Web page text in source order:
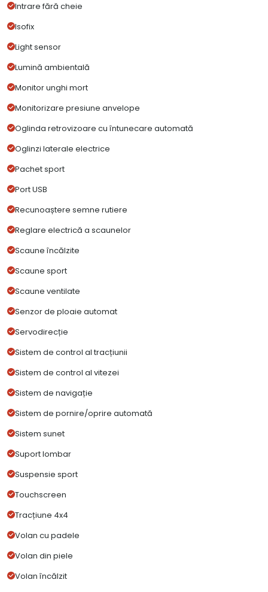
Intrare fără cheie
Isofix
Light sensor
Lumină ambientală
Monitor unghi mort
Monitorizare presiune anvelope
Oglinda retrovizoare cu întunecare automată
Oglinzi laterale electrice
Pachet sport
Port USB
Recunoaștere semne rutiere
Reglare electrică a scaunelor
Scaune încălzite
Scaune sport
Scaune ventilate
Senzor de ploaie automat
Servodirecție
Sistem de control al tracțiunii
Sistem de control al vitezei
Sistem de navigație
Sistem de pornire/oprire automată
Sistem sunet
Suport lombar
Suspensie sport
Touchscreen
Tracțiune 4x4
Volan cu padele
Volan din piele
Volan încălzit